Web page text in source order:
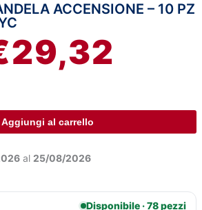
ACCENSIONE – 10 PZ
29,32
IL
È:
Aggiungi al carrello
al 25/08/2026
Disponibile · 78 pezzi